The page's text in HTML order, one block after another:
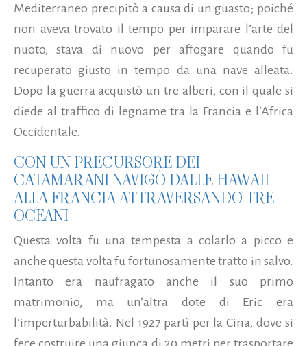
Mediterraneo precipitò a causa di un guasto; poiché
non aveva trovato il tempo per imparare l’arte del
nuoto, stava di nuovo per affogare quando fu
recuperato giusto in tempo da una nave alleata.
Dopo la guerra acquistò un tre alberi, con il quale si
diede al traffico di legname tra la Francia e l’Africa
Occidentale.
CON UN PRECURSORE DEI
CATAMARANI NAVIGÒ DALLE HAWAII
ALLA FRANCIA ATTRAVERSANDO TRE
OCEANI
Questa volta fu una tempesta a colarlo a picco e
anche questa volta fu fortunosamente tratto in salvo.
Intanto era naufragato anche il suo primo
matrimonio, ma un’altra dote di Eric era
l’imperturbabilità. Nel 1927 partì per la Cina, dove si
fece costruire una giunca di 20 metri per trasportare